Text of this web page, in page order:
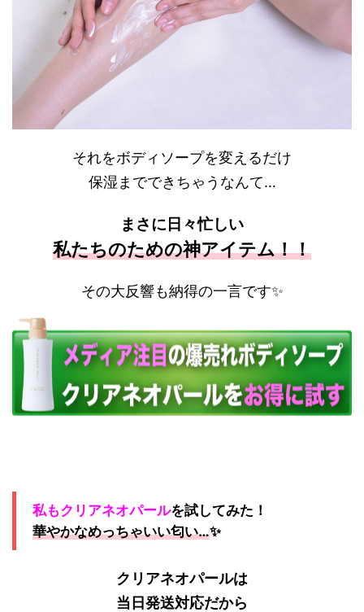
それをボディソープを変えるだけ
保湿までできちゃうなんて…
まさに日々忙しい
私たちのための神アイテム！！
その大反響も納得の一言です✨
私もクリアネオパールを試してみた！
華やかなめっちゃいい匂い…✨
クリアネオパールは
当日発送対応だから